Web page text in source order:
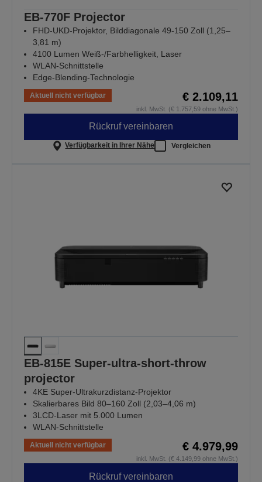
EB-770F Projector
FHD-UKD-Projektor, Bilddiagonale 49-150 Zoll (1,25–
3,81 m)
4100 Lumen Weiß-/Farbhelligkeit, Laser
WLAN-Schnittstelle
Edge-Blending-Technologie
Aktuell nicht verfügbar € 2.109,11
inkl. MwSt. (€ 1.757,59 ohne MwSt.)
Rückruf vereinbaren
Verfügbarkeit in Ihrer Nähe Vergleichen
EB-815E Super-ultra-short-throw
projector
4KE Super-Ultrakurzdistanz-Projektor
Skalierbares Bild 80–160 Zoll (2,03–4,06 m)
3LCD-Laser mit 5.000 Lumen
WLAN-Schnittstelle
Aktuell nicht verfügbar € 4.979,99
inkl. MwSt. (€ 4.149,99 ohne MwSt.)
Rückruf vereinbaren